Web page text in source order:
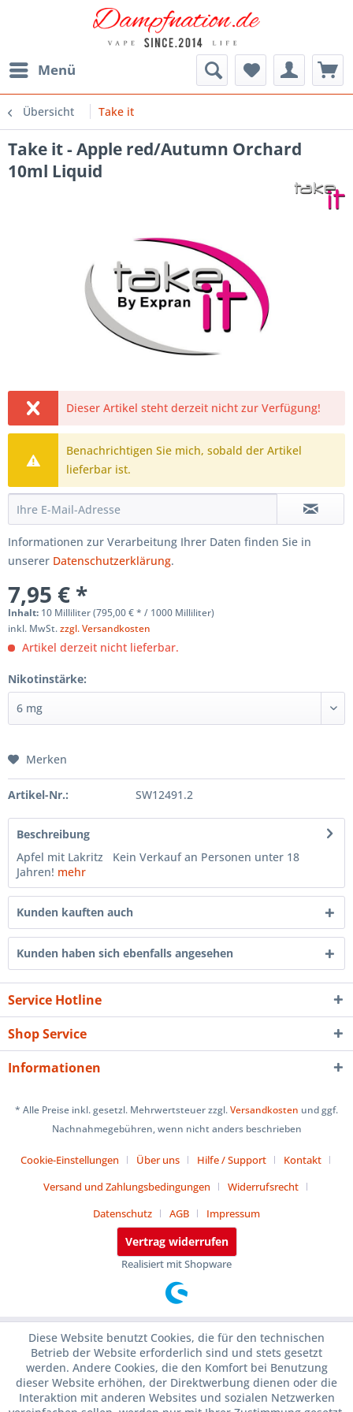
Menü
Übersicht Take it
Take it - Apple red/Autumn Orchard
10ml Liquid
Dieser Artikel steht derzeit nicht zur Verfügung!
Benachrichtigen Sie mich, sobald der Artikel
lieferbar ist.
Informationen zur Verarbeitung Ihrer Daten finden Sie in
unserer Datenschutzerklärung.
7,95 € *
Inhalt: 10 Milliliter (795,00 € * / 1000 Milliliter)
inkl. MwSt.zzgl. Versandkosten
Artikel derzeit nicht lieferbar.
Nikotinstärke:
Merken
Artikel-Nr.: SW12491.2
Beschreibung
Apfel mit Lakritz Kein Verkauf an Personen unter 18
Jahren! mehr
Kunden kauften auch
Kunden haben sich ebenfalls angesehen
Service Hotline
Shop Service
Informationen
* Alle Preise inkl. gesetzl. Mehrwertsteuer zzgl.Versandkosten und ggf.
Nachnahmegebühren, wenn nicht anders beschrieben
Cookie-Einstellungen Über uns Hilfe / Support
Kontakt
Versand und Zahlungsbedingungen
Widerrufsrecht
Datenschutz
AGB Impressum
Vertrag widerrufen
Realisiert mit Shopware
Diese Website benutzt Cookies, die für den technischen
Betrieb der Website erforderlich sind und stets gesetzt
werden. Andere Cookies, die den Komfort bei Benutzung
dieser Website erhöhen, der Direktwerbung dienen oder die
Interaktion mit anderen Websites und sozialen Netzwerken